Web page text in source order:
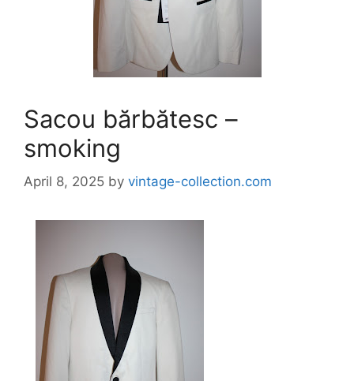
Sacou bărbătesc –
smoking
April 8, 2025 by vintage-collection.com